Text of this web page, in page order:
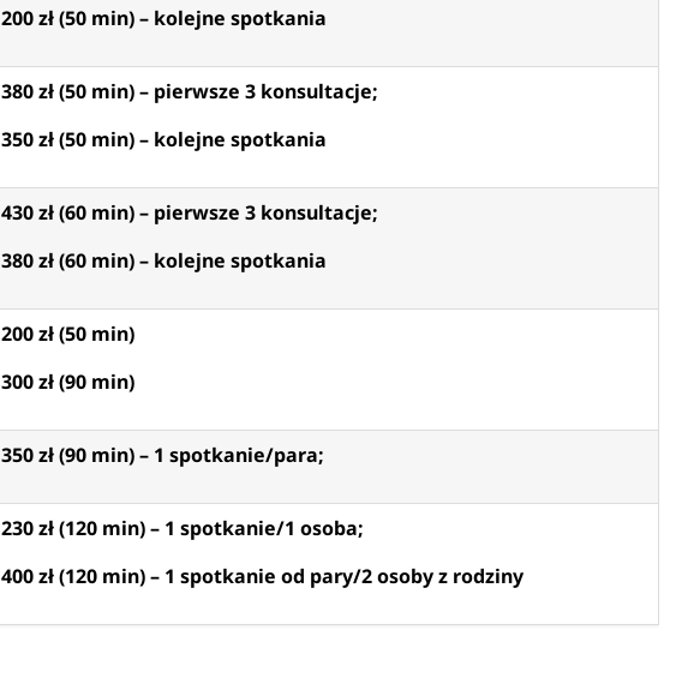
200 zł (50 min) – kolejne spotkania
380 zł (50 min) – pierwsze 3 konsultacje;
350 zł (50 min) – kolejne spotkania
430 zł (60 min) – pierwsze 3 konsultacje;
380 zł (60 min) – kolejne spotkania
200 zł (50 min)
300 zł (90 min)
350 zł (90 min) – 1 spotkanie/para;
230 zł (120 min) – 1 spotkanie/1 osoba;
400 zł (120 min) – 1 spotkanie od pary/2 osoby z rodziny